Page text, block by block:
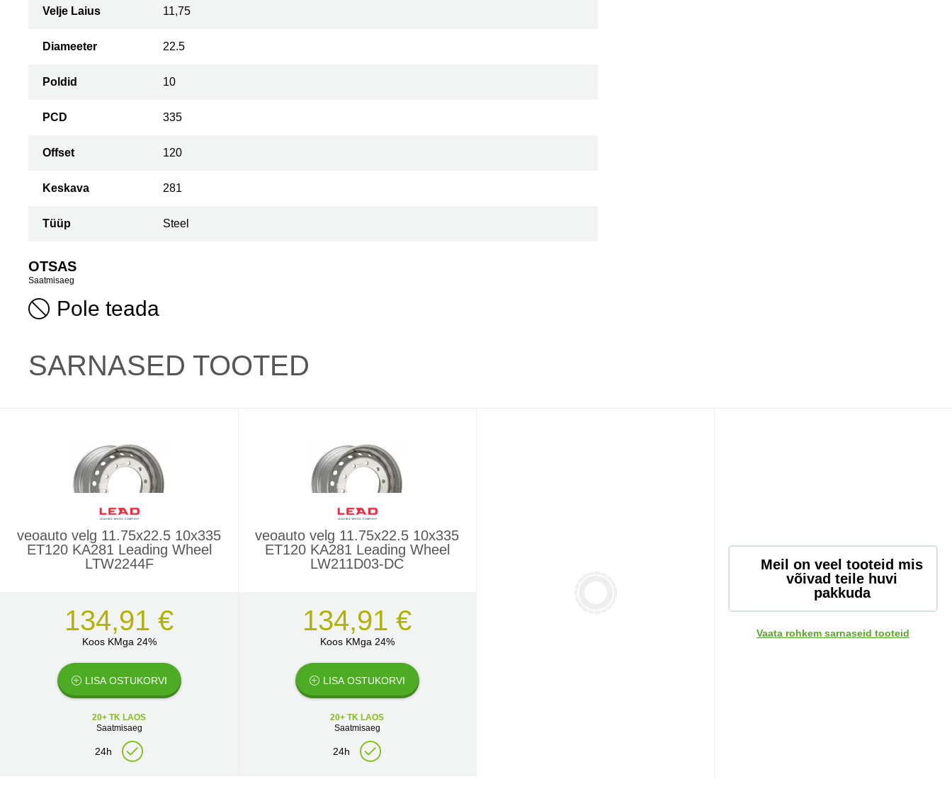
Velje Laius 11,75
Diameeter 22.5
Poldid 10
PCD 335
Offset 120
Keskava 281
Tüüp Steel
OTSAS
Saatmisaeg
Pole teada
SARNASED TOOTED
veoauto velg 11.75x22.5 10x335
ET120 KA281 Leading Wheel
LTW2244F
134,91 €
Koos KMga 24%
LISA OSTUKORVI
20+ TK LAOS
Saatmisaeg
24h
veoauto velg 11.75x22.5 10x335
ET120 KA281 Leading Wheel
LW211D03-DC
134,91 €
Koos KMga 24%
LISA OSTUKORVI
20+ TK LAOS
Saatmisaeg
24h
Meil on veel tooteid mis
võivad teile huvi
pakkuda
Vaata rohkem sarnaseid tooteid